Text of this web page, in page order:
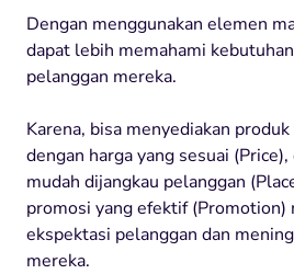
Dengan menggunakan elemen
dapat lebih memahami
pelanggan mereka.
Karena, bisa menyediakan
dengan harga yang sesuai
mudah dijangkau pelanggan
promosi yang efektif
ekspektasi pelanggan dan
mereka.